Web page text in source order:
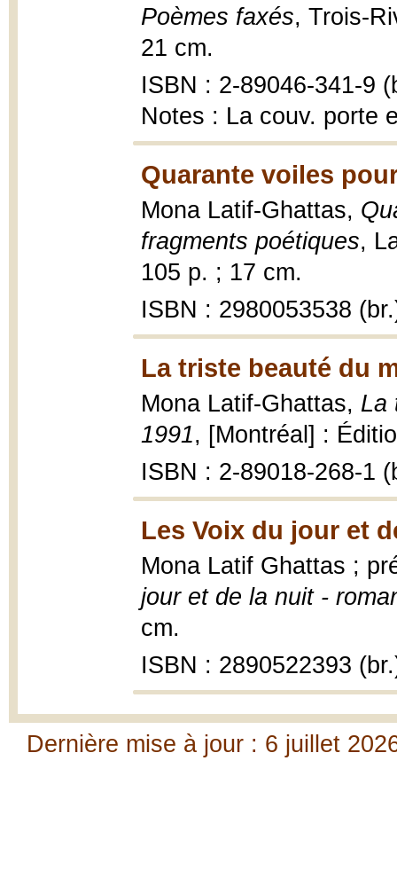
Poèmes faxés, Trois-
21 cm.
ISBN : 2-89046-341-9
Notes : La couv. porte
Quarante voiles
Mona Latif-Ghattas,
fragments poétiques,
105 p. ; 17 cm.
ISBN : 2980053538
La triste beauté du
Mona Latif-Ghattas, La
1991, [Montréal] :
ISBN : 2-89018-268-1
Les Voix du jour et
Mona Latif Ghattas ;
jour et de la nuit -
cm.
ISBN : 2890522393
Dernière mise à jour : 6 juillet